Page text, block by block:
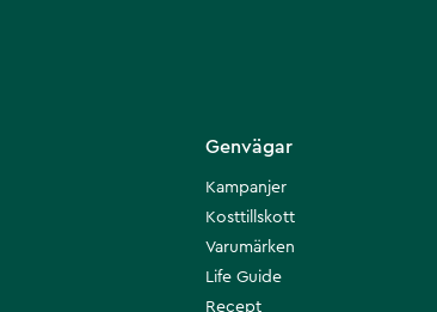
Genvägar
Kampanjer
Kosttillskott
Varumärken
Life Guide
Recept